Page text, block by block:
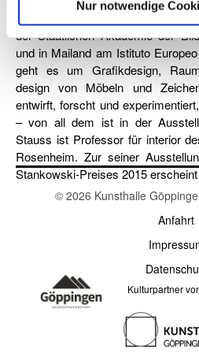
Nur notwendige
Architekten und Designers
der Staatlichen Akademie der
und in Mailand am Istituto
geht es um Grafikdesign,
design von Möbeln und
entwirft, forscht und
– von all dem ist in der
Stauss ist Professor für interior
Rosenheim. Zur seiner
Stankowski-Preises 2015
© 2026 Kunsthalle
Anfahrt
Kulturpartner